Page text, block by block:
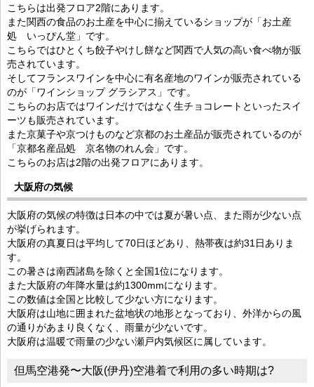
こちらは出発フロア2階にあります。
また関西の食品のお土産を中心に揃えているショップが「お土産
処 いっぴん堂」です。
こちらではひとくち餃子やけし餅など関西で人気の高い食べ物が販
売されています。
そしてフランスワインを中心に有名産地のワインが販売されている
のが「ワインショップ グラシアス」です。
こちらのお店ではワインだけではなく生チョコレートといったスイ
ーツも販売されています。
また京菓子や京つけものなど京都のお土産品が販売されているのが
「京都名産品処 京名物のれん会」です。
こちらのお店は2階の出発フロアにあります。
大阪府の気候
大阪府の気候の特徴は日本の中では夏が暑い点、また雨が少ない点
が挙げられます。
大阪府の真夏日は平均して70日ほどあり、熱帯夜は約31日ありま
す。
この暑さは南西諸島を除くと全国1位になります。
また大阪府の年降水量は約1300mmになります。
この数値は全国と比較して少ない方になります。
大阪府は山地に囲まれた盆地状の地形となっており、外洋からの風
の通りがあまり良くなく、雨量が少ないです。
大阪府は温暖で雨量の少ない瀬戸内気候区に属しています。
但馬空港発〜大阪(伊丹)空港着で利用の多い時期は?